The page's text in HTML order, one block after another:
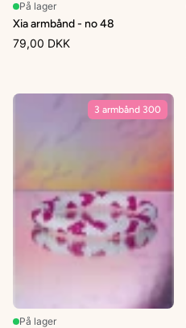
På lager
Xia armbånd - no 48
79,00 DKK
3 armbånd 300
På lager